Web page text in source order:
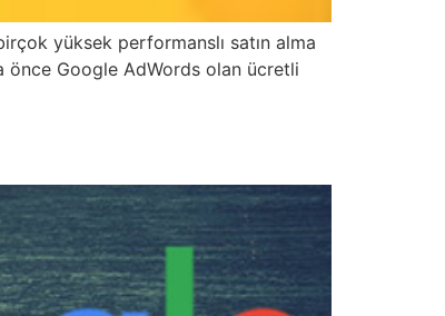
yüksek performanslı satın alma
önce Google AdWords olan ücretli